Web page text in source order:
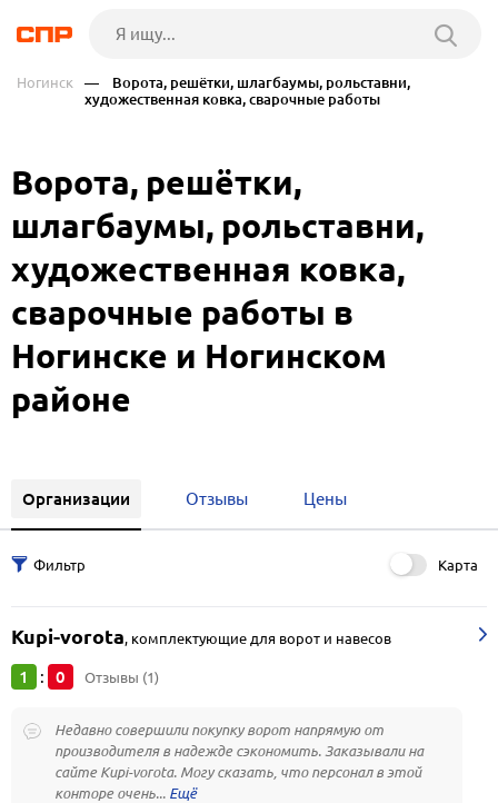
Ногинск
— Ворота, решётки, шлагбаумы, рольставни,
художественная ковка, сварочные работы
Ворота, решётки,
шлагбаумы, рольставни,
художественная ковка,
сварочные работы в
Ногинске и Ногинском
районе
Организации Отзывы Цены
Карта
Kupi-vorota, комплектующие для ворот и навесов
1 : 0 Отзывы (1)
Недавно совершили покупку ворот напрямую от
производителя в надежде сэкономить. Заказывали на
сайте Kupi-vorota. Могу сказать, что персонал в этой
конторе очень...